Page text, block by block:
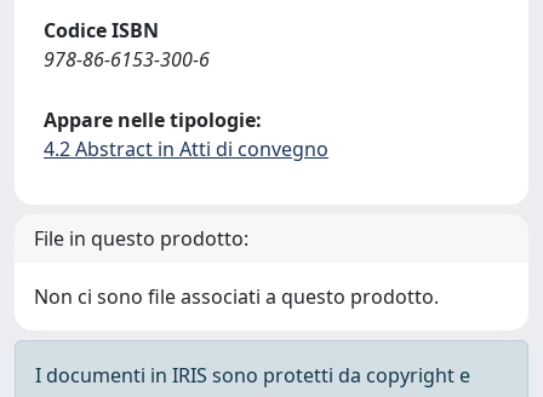
Codice ISBN
978-86-6153-300-6
Appare nelle tipologie:
4.2 Abstract in Atti di convegno
File in questo prodotto:
Non ci sono file associati a questo prodotto.
I documenti in IRIS sono protetti da copyright e